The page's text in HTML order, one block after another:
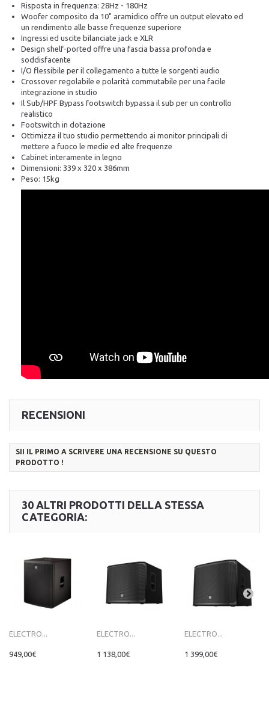
Risposta in frequenza: 28Hz - 180Hz
Woofer composito da 10" aramidico offre un output elevato ed
un rendimento alle basse frequenze superiore
Ingressi ed uscite bilanciate jack e XLR
Design shelf-ported offre una fascia bassa profonda e
soddisfacente
I/O flessibile per il collegamento a tutte le sorgenti audio
Crossover regolabile e polarità commutabile per una facile
integrazione in studio
Il Sub/HPF Bypass footswitch bypassa il sub per un controllo
realistico
Footswitch in dotazione
Ottimizza il tuo studio permettendo ai monitor principali di
mettere a fuoco le medie ed alte frequenze
Cabinet interamente in legno
Dimensioni: 339 x 320 x 386mm
Peso: 15kg
RECENSIONI
SII IL PRIMO A SCRIVERE UNA RECENSIONE SU QUESTO
PRODOTTO !
30 ALTRI PRODOTTI DELLA STESSA
CATEGORIA:
ELECTRO...
949,00€
ELECTRO...
1 138,00€
ELECTRO...
1 399,00€